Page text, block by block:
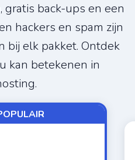
back-ups en een
hackers en spam zijn
bij elk pakket. Ontdek
kan betekenen in